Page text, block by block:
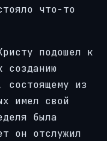
что-то
подошел к
созданию
состоящему из
имел свой
была
он отслужил